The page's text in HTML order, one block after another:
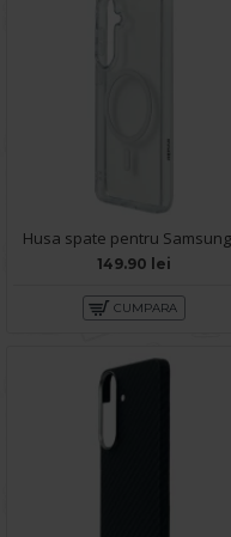
149.90 lei
CUMPARA